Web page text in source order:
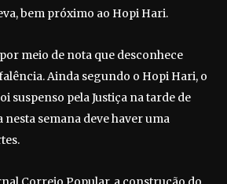
bem próximo ao Hopi Hari.
meio de nota que desconhece
Ainda segundo o Hopi Hari, o
suspenso pela Justiça na tarde de
nesta semana deve haver uma